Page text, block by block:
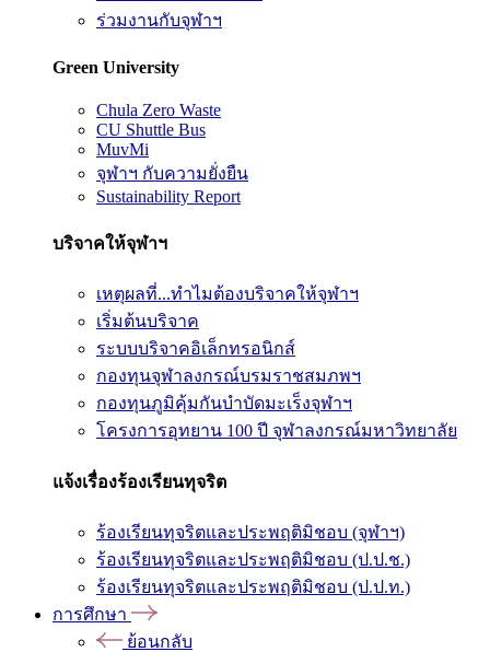
ร่วมงานกับจุฬาฯ
Green University
Chula Zero Waste
CU Shuttle Bus
MuvMi
จุฬาฯ กับความยั่งยืน
Sustainability Report
บริจาคให้จุฬาฯ
เหตุผลที่...ทำไมต้องบริจาคให้จุฬาฯ
เริ่มต้นบริจาค
ระบบบริจาคอิเล็กทรอนิกส์
กองทุนจุฬาลงกรณ์บรมราชสมภพฯ
กองทุนภูมิคุ้มกันบำบัดมะเร็งจุฬาฯ
โครงการอุทยาน 100 ปี จุฬาลงกรณ์มหาวิทยาลัย
แจ้งเรื่องร้องเรียนทุจริต
ร้องเรียนทุจริตและประพฤติมิชอบ (จุฬาฯ)
ร้องเรียนทุจริตและประพฤติมิชอบ (ป.ป.ช.)
ร้องเรียนทุจริตและประพฤติมิชอบ (ป.ป.ท.)
การศึกษา
ย้อนกลับ